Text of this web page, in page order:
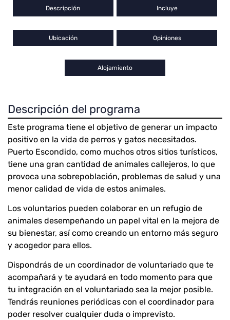
Descripción Incluye
Ubicación Opiniones
Alojamiento
Descripción del programa
Este programa tiene el objetivo de generar un impacto
positivo en la vida de perros y gatos necesitados.
Puerto Escondido, como muchos otros sitios turísticos,
tiene una gran cantidad de animales callejeros, lo que
provoca una sobrepoblación, problemas de salud y una
menor calidad de vida de estos animales.
Los voluntarios pueden colaborar en un refugio de
animales desempeñando un papel vital en la mejora de
su bienestar, así como creando un entorno más seguro
y acogedor para ellos.
Dispondrás de un coordinador de voluntariado que te
acompañará y te ayudará en todo momento para que
tu integración en el voluntariado sea la mejor posible.
Tendrás reuniones periódicas con el coordinador para
poder resolver cualquier duda o imprevisto.